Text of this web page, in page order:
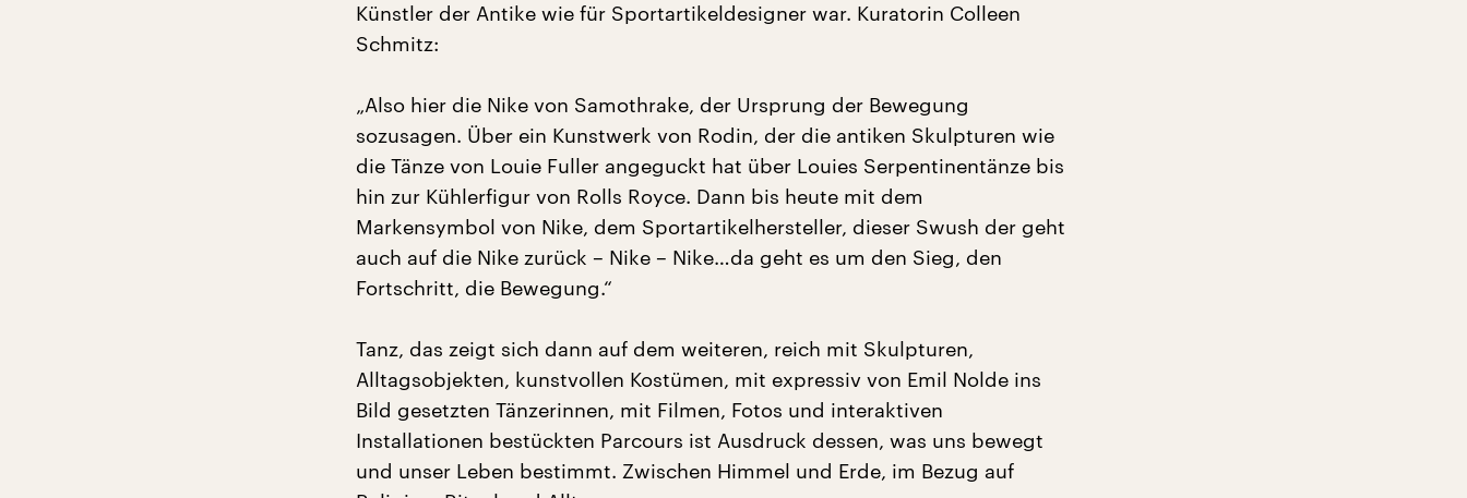
Künstler der Antike wie für Sportartikeldesigner war. Kuratorin Colleen
Schmitz:
„Also hier die Nike von Samothrake, der Ursprung der Bewegung
sozusagen. Über ein Kunstwerk von Rodin, der die antiken Skulpturen wie
die Tänze von Louie Fuller angeguckt hat über Louies Serpentinentänze bis
hin zur Kühlerfigur von Rolls Royce. Dann bis heute mit dem
Markensymbol von Nike, dem Sportartikelhersteller, dieser Swush der geht
auch auf die Nike zurück – Nike – Nike…da geht es um den Sieg, den
Fortschritt, die Bewegung.“
Tanz, das zeigt sich dann auf dem weiteren, reich mit Skulpturen,
Alltagsobjekten, kunstvollen Kostümen, mit expressiv von Emil Nolde ins
Bild gesetzten Tänzerinnen, mit Filmen, Fotos und interaktiven
Installationen bestückten Parcours ist Ausdruck dessen, was uns bewegt
und unser Leben bestimmt. Zwischen Himmel und Erde, im Bezug auf